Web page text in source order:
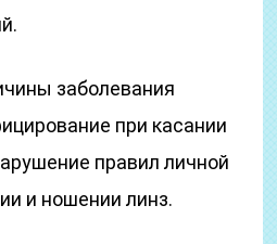
заболевания
при касании
правил личной
и ношении линз.